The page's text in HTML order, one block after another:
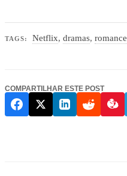
TAGS: Netflix,dramas,romance
COMPARTILHAR ESTE POST